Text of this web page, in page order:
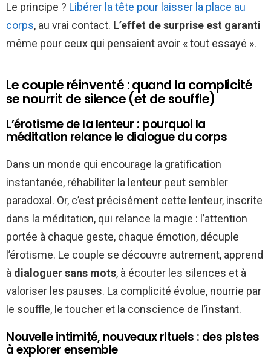
Le principe ? Libérer la tête pour laisser la place au
corps, au vrai contact. L’effet de surprise est garanti
même pour ceux qui pensaient avoir « tout essayé ».
Le couple réinventé : quand la complicité
se nourrit de silence (et de souffle)
L’érotisme de la lenteur : pourquoi la
méditation relance le dialogue du corps
Dans un monde qui encourage la gratification
instantanée, réhabiliter la lenteur peut sembler
paradoxal. Or, c’est précisément cette lenteur, inscrite
dans la méditation, qui relance la magie : l’attention
portée à chaque geste, chaque émotion, décuple
l’érotisme. Le couple se découvre autrement, apprend
à dialoguer sans mots, à écouter les silences et à
valoriser les pauses. La complicité évolue, nourrie par
le souffle, le toucher et la conscience de l’instant.
Nouvelle intimité, nouveaux rituels : des pistes
à explorer ensemble